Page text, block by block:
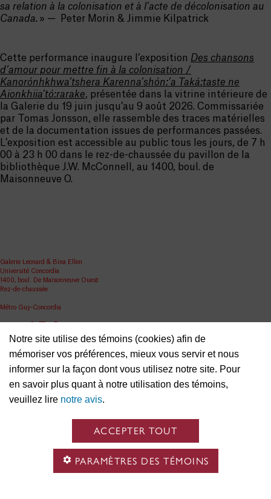
Notre site utilise des témoins (cookies) afin de
mémoriser vos préférences, mieux vous servir et nous
informer sur la façon dont vous utilisez notre site. Pour
en savoir plus quant à notre utilisation des témoins,
veuillez lire notre avis.
ACCEPTER TOUT
PARAMÈTRES DES TÉMOINS
sa relation à la colonisation et à l’acte de décolonisation au
Canada. » — Peter Morin & Jimmie Kilpatrick
Cette performance inaugure l’exposition Des chansons
d’amour pour mettre fin à la colonisation /
Kanorónhkhwa’tshera Karenna’shón:’a Taká:taste ne
Aionkhiia’tó:rarake, présentée dans la vitrine intérieure de
la Galerie du 19 juin jusqu’au 9 août 2026. Commissariée
par Tomas Jonsson, elle rassemble des traces matérielles
et de la documentation issues de performances passées.
L’exposition est accessible au public tous les jours, de 7 h
00 à 23 h 00 dans le rez-de-chaussée du pavillon de la
bibliothèque J.W. McConnell, au 1400, boul. de
Maisonneuve O.
Galerie Leonard & Bina Ellen
Université Concordia
1400, boul. De Maisonneuve Ouest
Rez-de-chaussée
Métro Guy-Concordia
Nous reconnaissons que l’Université Concordia est située en territoire autochtone non cédé et